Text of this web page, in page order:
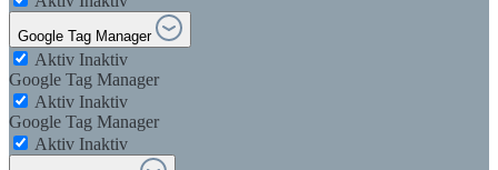
Google Tag Manager
Aktiv Inaktiv
Google Tag Manager
Aktiv Inaktiv
Google Tag Manager
Aktiv Inaktiv